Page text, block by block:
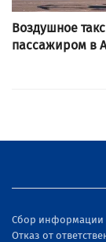
Воздушное
пассажиром в
Сбор информации
Отказ от